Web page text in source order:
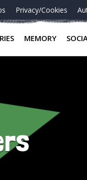
Privacy/Cookies
MEMORY